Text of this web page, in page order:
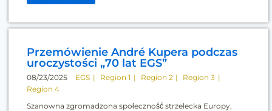
Przemówienie André Kupera podczas
uroczystości „70 lat EGS”
08/23/2025 EGS Region 1 Region 2
Region 3
Region 4
Szanowna zgromadzona społeczność strzelecka Europy,